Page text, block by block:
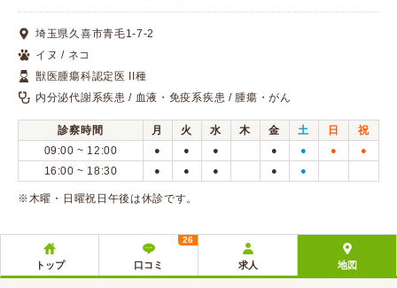
口コミ検索
Calooペットとは？
口コミ投稿
埼玉県久喜市青毛1-7-2
イヌ / ネコ
獣医腫瘍科認定医 II種
内分泌代謝系疾患 / 血液・免疫系疾患 / 腫瘍・がん
診察時間 月 火 水 木 金 土 日
祝
09:00 ~ 12:00
● ● ● ● ● ● ●
16:00 ~ 18:30 ● ● ● ● ●
※木曜・日曜祝日午後は休診です。
トップ 口コミ
26
求人 地図